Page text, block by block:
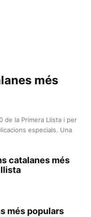
més
de la Primera Llista i per
especials. Una
catalanes més
llista
més populars